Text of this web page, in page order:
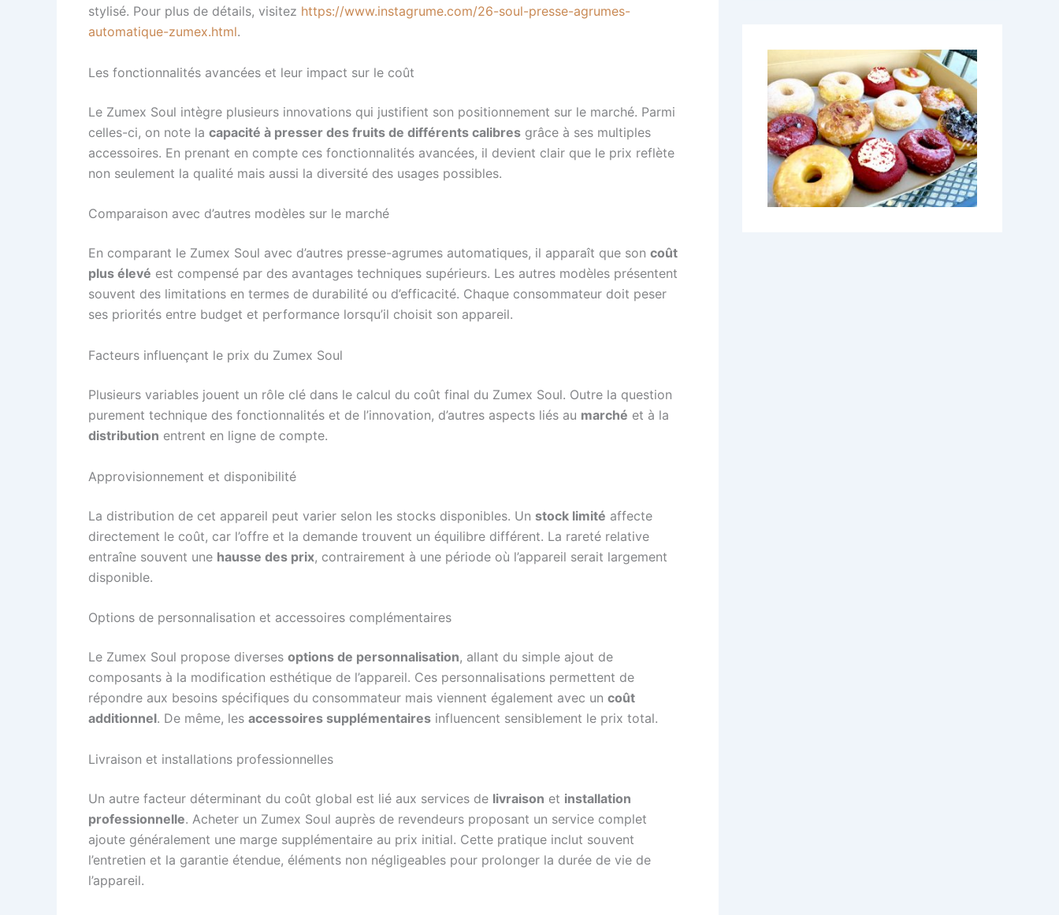
stylisé. Pour plus de détails, visitez https://www.instagrume.com/26-soul-presse-agrumes-
automatique-zumex.html.
Les fonctionnalités avancées et leur impact sur le coût
Le Zumex Soul intègre plusieurs innovations qui justifient son positionnement sur le marché. Parmi
celles-ci, on note la capacité à presser des fruits de différents calibres grâce à ses multiples
accessoires. En prenant en compte ces fonctionnalités avancées, il devient clair que le prix reflète
non seulement la qualité mais aussi la diversité des usages possibles.
Comparaison avec d’autres modèles sur le marché
En comparant le Zumex Soul avec d’autres presse-agrumes automatiques, il apparaît que son coût
plus élevé est compensé par des avantages techniques supérieurs. Les autres modèles présentent
souvent des limitations en termes de durabilité ou d’efficacité. Chaque consommateur doit peser
ses priorités entre budget et performance lorsqu’il choisit son appareil.
Facteurs influençant le prix du Zumex Soul
Plusieurs variables jouent un rôle clé dans le calcul du coût final du Zumex Soul. Outre la question
purement technique des fonctionnalités et de l’innovation, d’autres aspects liés au marché et à la
distribution entrent en ligne de compte.
Approvisionnement et disponibilité
La distribution de cet appareil peut varier selon les stocks disponibles. Un stock limité affecte
directement le coût, car l’offre et la demande trouvent un équilibre différent. La rareté relative
entraîne souvent une hausse des prix, contrairement à une période où l’appareil serait largement
disponible.
Options de personnalisation et accessoires complémentaires
Le Zumex Soul propose diverses options de personnalisation, allant du simple ajout de
composants à la modification esthétique de l’appareil. Ces personnalisations permettent de
répondre aux besoins spécifiques du consommateur mais viennent également avec un coût
additionnel. De même, les accessoires supplémentaires influencent sensiblement le prix total.
Livraison et installations professionnelles
Un autre facteur déterminant du coût global est lié aux services de livraison et installation
professionnelle. Acheter un Zumex Soul auprès de revendeurs proposant un service complet
ajoute généralement une marge supplémentaire au prix initial. Cette pratique inclut souvent
l’entretien et la garantie étendue, éléments non négligeables pour prolonger la durée de vie de
l’appareil.